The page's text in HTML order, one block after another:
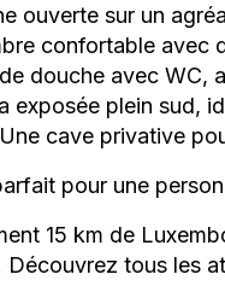
ouverte sur un
confortable avec
douche avec WC,
exposée plein sud,
cave privative
pour une
15 km de
Découvrez tous les